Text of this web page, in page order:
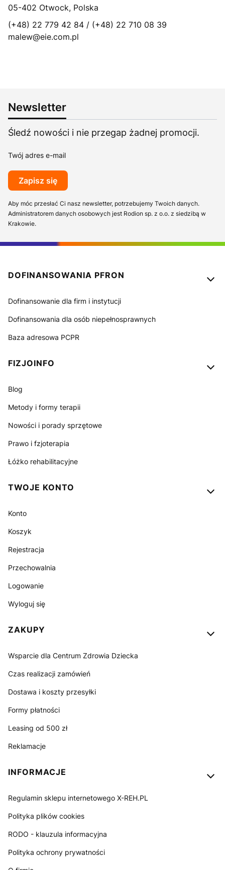
05-402 Otwock, Polska
(+48) 22 779 42 84 / (+48) 22 710 08 39
malew@eie.com.pl
Newsletter
Śledź nowości i nie przegap żadnej promocji.
Twój adres e-mail
Zapisz się
Aby móc przesłać Ci nasz newsletter, potrzebujemy Twoich danych.
Administratorem danych osobowych jest Rodion sp. z o.o. z siedzibą w
Krakowie.
Linki w stopce
DOFINANSOWANIA PFRON
Dofinansowanie dla firm i instytucji
Dofinansowania dla osób niepełnosprawnych
Baza adresowa PCPR
FIZJOINFO
Blog
Metody i formy terapii
Nowości i porady sprzętowe
Prawo i fzjoterapia
Łóżko rehabilitacyjne
TWOJE KONTO
Konto
Koszyk
Rejestracja
Przechowalnia
Logowanie
Wyloguj się
ZAKUPY
Wsparcie dla Centrum Zdrowia Dziecka
Czas realizacji zamówień
Dostawa i koszty przesyłki
Formy płatności
Leasing od 500 zł
Reklamacje
INFORMACJE
Regulamin sklepu internetowego X-REH.PL
Polityka plików cookies
RODO - klauzula informacyjna
Polityka ochrony prywatności